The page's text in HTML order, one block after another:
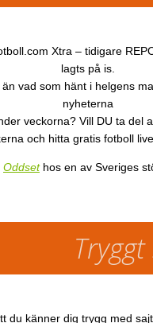
Xtra – tidigare
lagts på is.
vad som hänt i helgens
nyheterna
veckorna? Vill DU ta del
och hitta gratis fotboll
Oddsethos en av Sveriges
Tryggt
du känner dig trygg med